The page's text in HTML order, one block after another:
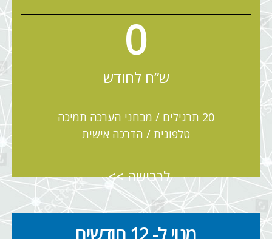
0
ש”ח לחודש
20 תרגילים / מבחני הערכה תמיכה
טלפונית / הדרכה אישית
לרכישה >>
מנוי ל- 12 חודשים